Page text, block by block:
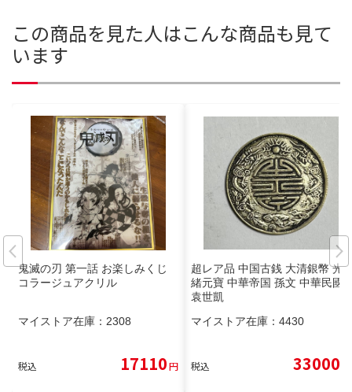
この商品を見た人はこんな商品も見て
います
鬼滅の刃 第一話 お楽しみくじ
コラージュアクリル
マイストア在庫： 2308
税込 17110円
超レア品 中国古銭 大清銀幣 光
緒元寶 中華帝国 孫文 中華民國
袁世凱
マイストア在庫： 4430
税込 33000